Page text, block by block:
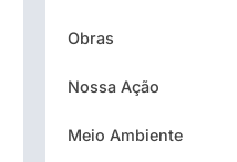
Obras
Nossa Ação
Meio Ambiente